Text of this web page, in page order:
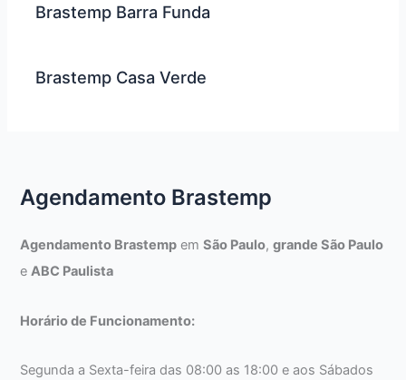
Brastemp Barra Funda
Brastemp Casa Verde
Agendamento Brastemp
Agendamento Brastemp emSão Paulo,grande São Paulo
eABC Paulista
Horário de Funcionamento:
Segunda a Sexta-feira das 08:00 as 18:00 e aos Sábados